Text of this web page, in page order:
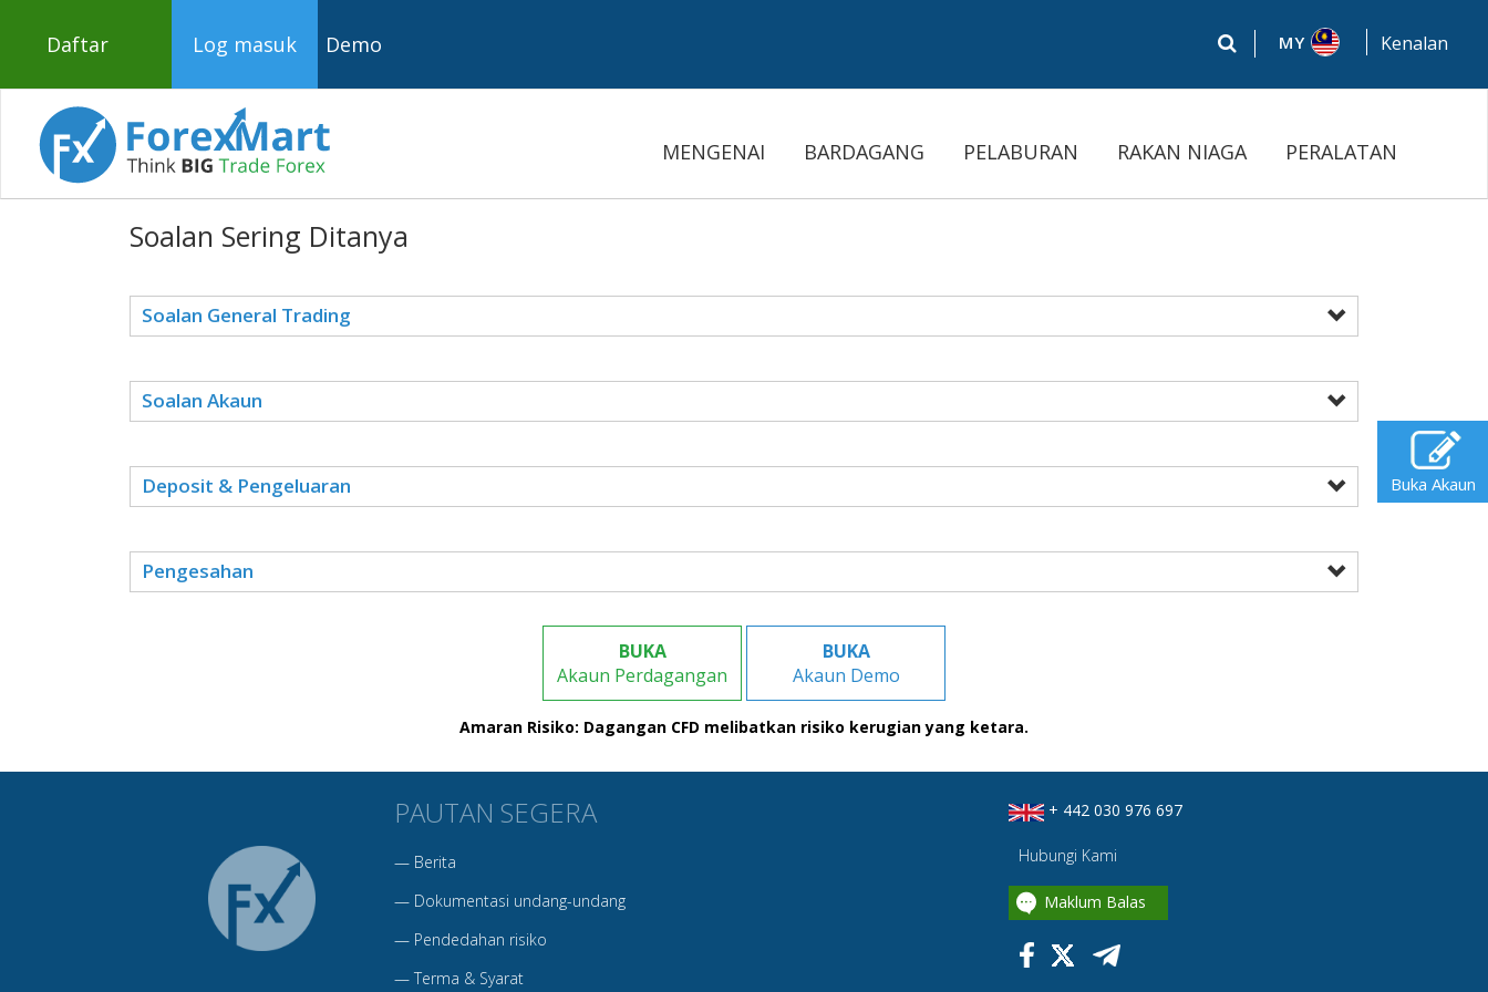
Daftar Log masuk Demo MY Kenalan
MENGENAI BARDAGANG PELABURAN RAKAN NIAGA PERALATAN
Soalan Sering Ditanya
Soalan General Trading
Soalan Akaun
Deposit & Pengeluaran
Pengesahan
BUKA
Akaun Perdagangan
BUKA
Akaun Demo
Amaran Risiko: Dagangan CFD melibatkan risiko kerugian yang ketara.
PAUTAN SEGERA
— Berita
— Dokumentasi undang-undang
— Pendedahan risiko
— Terma & Syarat
+ 442 030 976 697
Hubungi Kami
Maklum Balas
Buka Akaun